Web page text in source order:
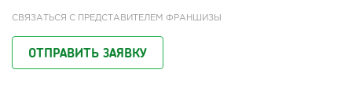
СВЯЗАТЬСЯ С ПРЕДСТАВИТЕЛЕМ ФРАНШИЗЫ
ОТПРАВИТЬ ЗАЯВКУ